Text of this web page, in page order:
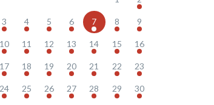
3 4 5 6 7 8 9
10 11 12 13 14 15 16
17 18 19 20 21 22 23
24 25 26 27 28 29 30